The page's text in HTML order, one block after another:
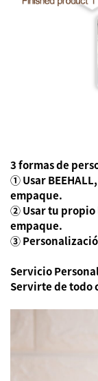
3 formas de
① Usar
empaque.
② Usar tu propio
empaque.
③
Servicio
Servirte de todo